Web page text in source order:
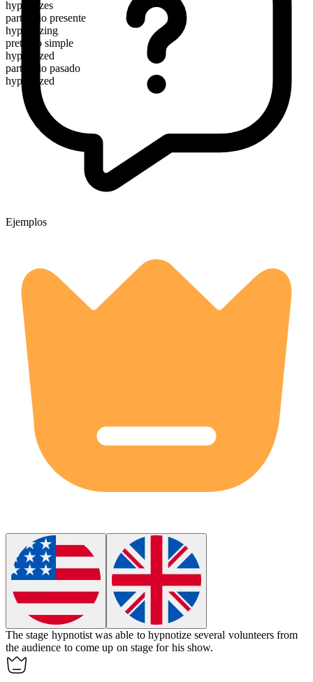
hypnotizes
participio presente
hypnotizing
pretérito simple
hypnotized
participio pasado
hypnotized
Ejemplos
The stage hypnotist was able to hypnotize several volunteers from
the audience to come up on stage for his show.